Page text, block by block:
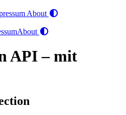
About
About
API – mit